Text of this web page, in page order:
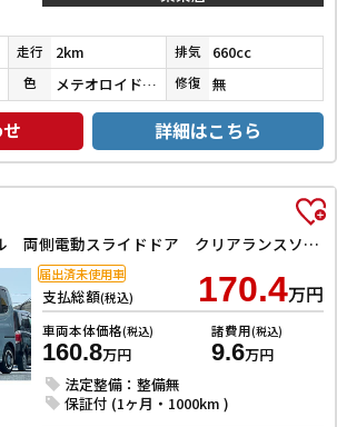
走行 2km 排気 660cc
色 メテオロイドグレーメタリック 修復 無
詳細はこちら
ファッションスタイル 両側電動スライドドア クリアランスソナー オートクルーズコントロール レーンアシスト 衝突被害軽減システム オートライト LEDヘッドランプ スマートキー アイドリングストップ
支払総額(税込) 170.4万円
車両本体価格(税込)
160.8万円
諸費用(税込)
9.6万円
法定整備：整備無
保証付 (1ヶ月・1000km )
届出済未使用車